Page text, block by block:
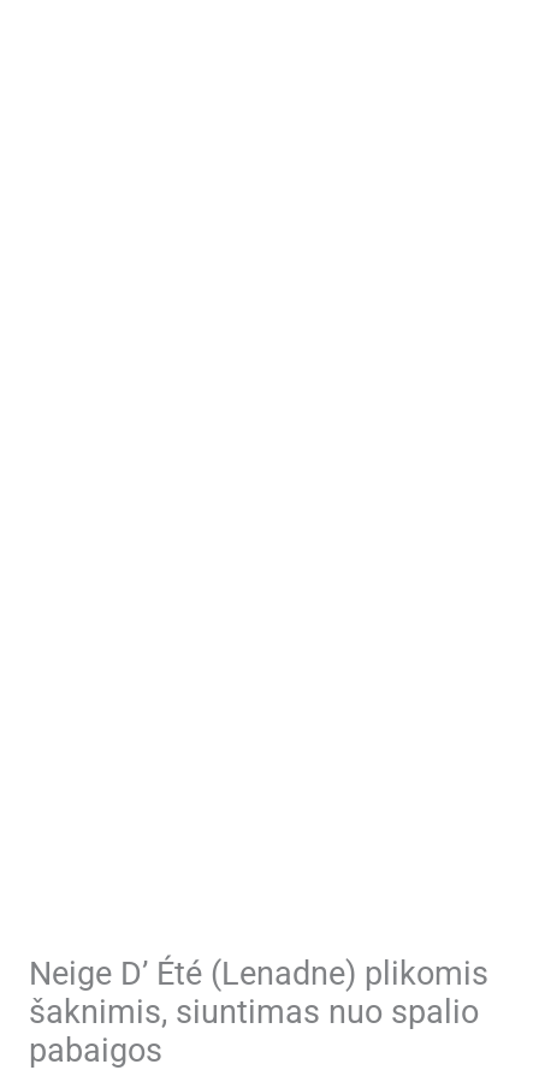
Neige D’ Été (Lenadne) plikomis
šaknimis, siuntimas nuo spalio
pabaigos